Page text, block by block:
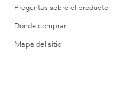
Preguntas sobre el producto
Dónde comprar
Mapa del sitio